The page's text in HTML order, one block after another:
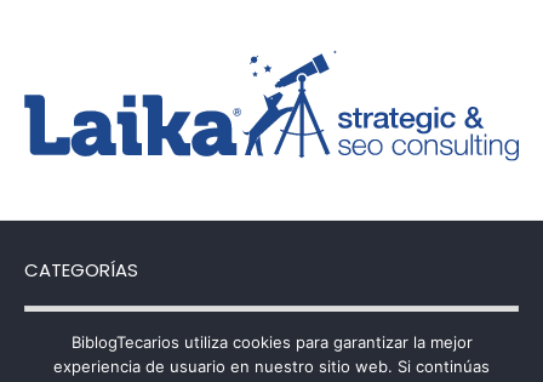
CATEGORÍAS
Categorías
BiblogTecarios utiliza cookies para garantizar la mejor
experiencia de usuario en nuestro sitio web. Si continúas